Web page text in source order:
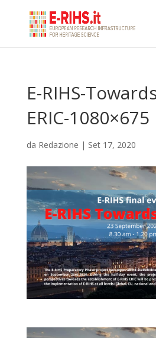
E-RIHS-
ERIC-1080×675
da Redazione | Set 17, 2020